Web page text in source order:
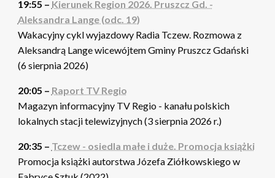
19:55 – Kierunek Region 2026. Pruszcz Gd. -
Aleksandra Lange (odc. 19)
Wakacyjny cykl wyjazdowy Radia Tczew. Rozmowa z
Aleksandrą Lange wicewójtem Gminy Pruszcz Gdański
(6 sierpnia 2026)
20:05 – Raport TV Regio
Magazyn informacyjny TV Regio - kanału polskich
lokalnych stacji telewizyjnych (3 sierpnia 2026 r.)
20:35 – Tczew - osiedla małe i duże. Promocja książki
Promocja książki autorstwa Józefa Ziółkowskiego w